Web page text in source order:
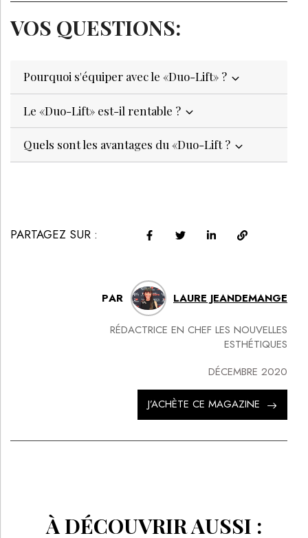
VOS QUESTIONS:
Pourquoi s'équiper avec le «Duo-Lift» ?
Le «Duo-Lift» est-il rentable ?
Quels sont les avantages du «Duo-Lift ?
PARTAGEZ SUR :
PAR LAURE JEANDEMANGE
RÉDACTRICE EN CHEF LES NOUVELLES
ESTHÉTIQUES
DÉCEMBRE 2020
J’ACHÈTE CE MAGAZINE
À DÉCOUVRIR AUSSI :